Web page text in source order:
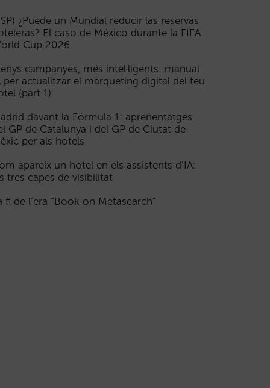
¿Puede un Mundial reducir las reservas
El caso de México durante la FIFA
Cup 2026
campanyes, més intel·ligents: manual
per actualitzar el màrqueting digital del teu
(part 1)
davant la Fórmula 1: aprenentatges
GP de Catalunya i del GP de Ciutat de
per als hotels
apareix un hotel en els assistents d’IA:
tres capes de visibilitat
fi de l’era “Book on Metasearch”